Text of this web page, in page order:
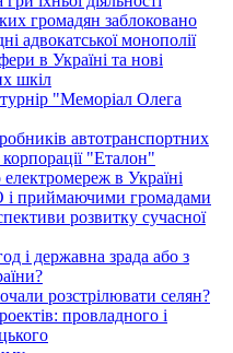
громадян заблоковано
адвокатської монополії
в Україні та нові
шкіл
"Меморіал Олега
автотранспортних
корпорації "Еталон"
в Україні
і приймаючими громадами
розвитку сучасної
і державна зрада або з
розстрілювати селян?
провладного і